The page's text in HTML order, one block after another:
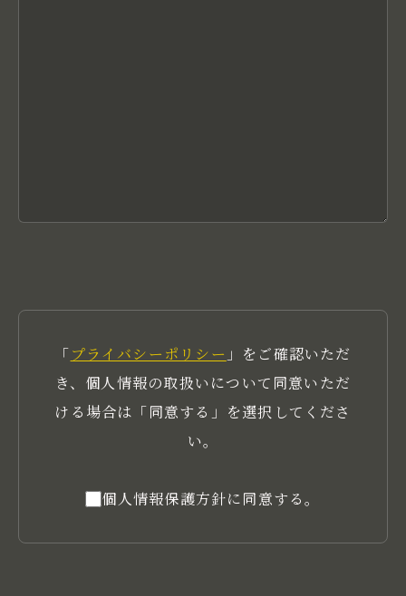
「プライバシーポリシー 」をご確認いただ
き、個人情報の取扱いについて同意いただ
ける場合は「同意する」を選択してくださ
い。
個人情報保護方針に同意する。